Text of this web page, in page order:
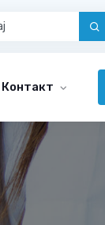
Контакт